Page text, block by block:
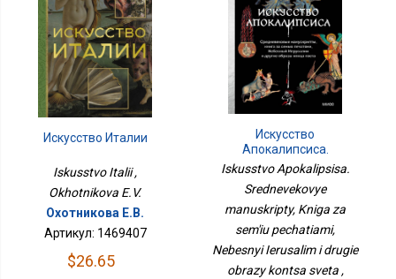
Искусство Италии
Iskusstvo Italii ,
Okhotnikova E.V.
Охотникова Е.В.
Артикул: 1469407
$26.65
Искусство
Апокалипсиса.
Средневековые
Манускрипты, Книга За
Семью Печатями,
Небесный Иерусалим И
Другие Образы Конца
Света
Iskusstvo Apokalipsisa.
Srednevekovye
manuskripty, Kniga za
sem'iu pechatiami,
Nebesnyi Ierusalim i drugie
obrazy kontsa sveta ,